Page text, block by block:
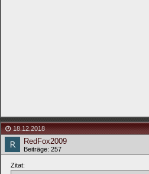
18.12.2018
RedFox2009
Beiträge: 257
Zitat: